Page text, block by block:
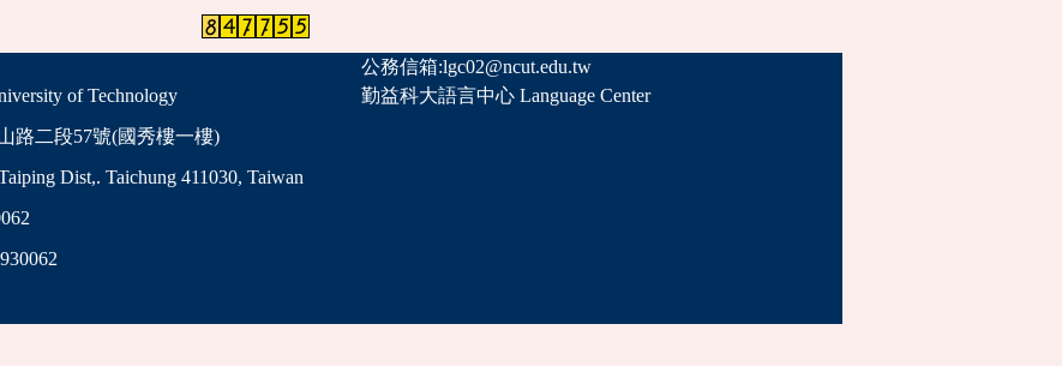
of Technology
路二段57號(國秀樓一樓)
Dist,. Taichung 411030, Taiwan
公務信箱:lgc02@ncut.edu.tw
勤益科大語言中心 Language Center